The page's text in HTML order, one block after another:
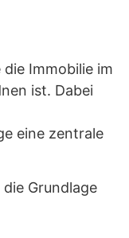
Immobilie im
ist. Dabei
eine zentrale
Grundlage